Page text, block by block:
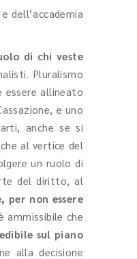
dell’accademia
di chi veste
Pluralismo
essere allineato
e uno
anche se si
al vertice del
un ruolo di
del diritto, al
per non essere
ammissibile che
sul piano
alla decisione